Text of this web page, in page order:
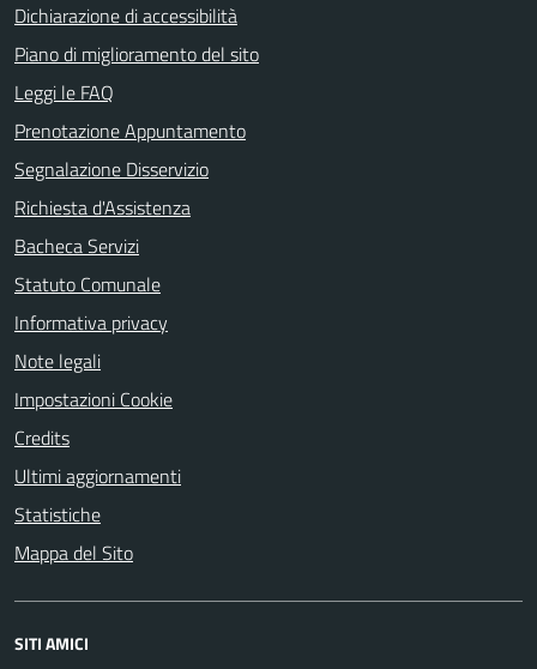
Dichiarazione di accessibilità
Piano di miglioramento del sito
Leggi le FAQ
Prenotazione Appuntamento
Segnalazione Disservizio
Richiesta d'Assistenza
Bacheca Servizi
Statuto Comunale
Informativa privacy
Note legali
Impostazioni Cookie
Credits
Ultimi aggiornamenti
Statistiche
Mappa del Sito
SITI AMICI